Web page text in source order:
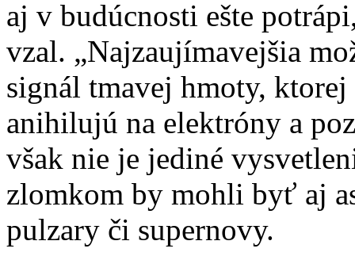
aj v budúcnosti ešte
vzal. „Najzaujímavejšia
signál tmavej hmoty,
anihilujú na elektróny a
však nie je jediné
zlomkom by mohli byť aj
pulzary či supernovy.